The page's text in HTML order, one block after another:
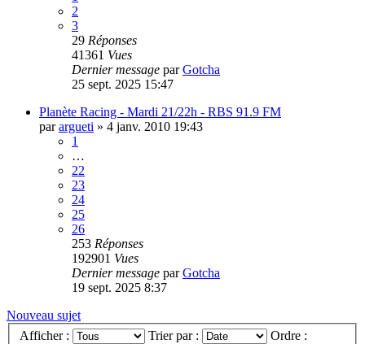
2
3
29 Réponses
41361 Vues
Dernier message parGotcha
25 sept. 2025 15:47
Planète Racing - Mardi 21/22h - RBS 91.9 FM
parargueti » 4 janv. 2010 19:43
1
…
22
23
24
25
26
253 Réponses
192901 Vues
Dernier message parGotcha
19 sept. 2025 8:37
Nouveau sujet
Afficher :
Trier par : Ordre :